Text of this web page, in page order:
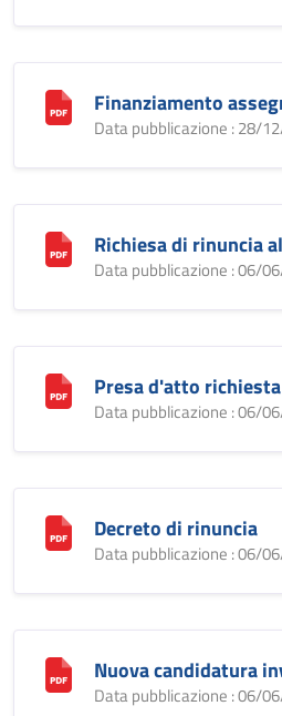
Finanziamento
Data pubblicazione : 28/
Richiesa di rinuncia
Data pubblicazione : 06/
Presa d'atto
Data pubblicazione : 06/
Decreto di rinuncia
Data pubblicazione : 06/
Nuova candidatura
Data pubblicazione : 06/